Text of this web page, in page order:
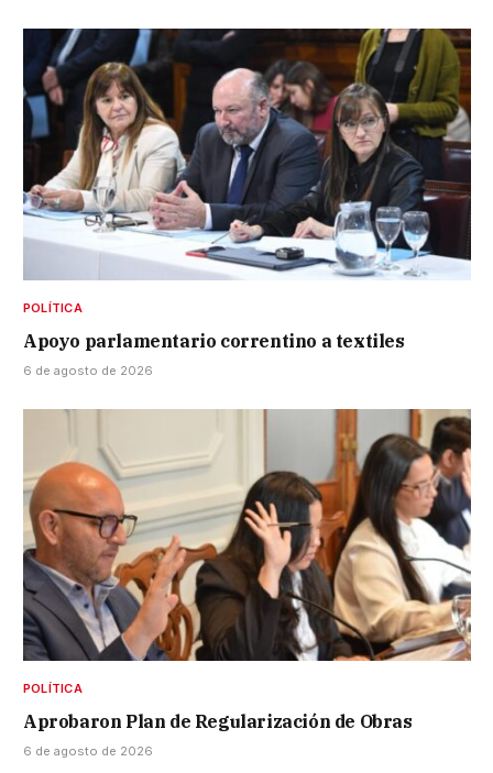
POLÍTICA
Apoyo parlamentario correntino a textiles
6 de agosto de 2026
POLÍTICA
Aprobaron Plan de Regularización de Obras
6 de agosto de 2026